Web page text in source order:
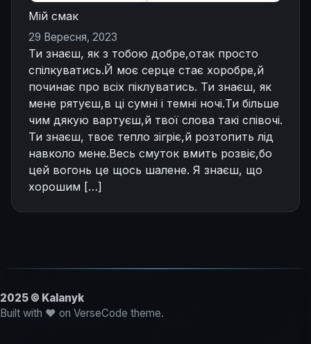
Мій смак
29 Вересня, 2023
Ти знаєш, як з тобою добре,отак просто
спілкуватись.Й моє серце стає хоробре,й
починає про всіх піклуватись. Ти знаєш, як
мене рятуєш,в ці сумні і темні ночі.Ти більше
чим дякую вартуєш,й твої слова такі співочі.
Ти знаєш, твоє тепло зігріє,й розтопить лід
навколо мене.Весь смуток вмить розвіє,бо
цей вогонь це щось шалене. Я знаєш, що
хорошим […]
2025 © Kalanyk
Built with ♥ on VerseCode theme.